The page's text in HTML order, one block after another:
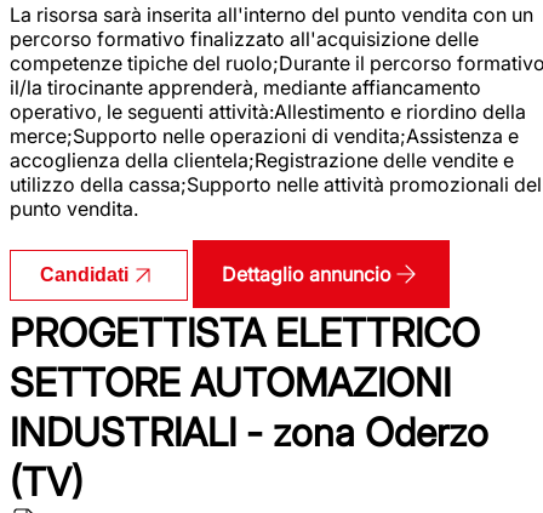
La risorsa sarà inserita all'interno del punto vendita con un
percorso formativo finalizzato all'acquisizione delle
competenze tipiche del ruolo;Durante il percorso
il/la tirocinante apprenderà, mediante affiancamento
operativo, le seguenti attività:Allestimento e riordino della
merce;Supporto nelle operazioni di vendita;Assistenza e
accoglienza della clientela;Registrazione delle vendite e
utilizzo della cassa;Supporto nelle attività promozionali del
punto vendita.
Candidati Dettaglio annuncio
PROGETTISTA ELETTRICO
SETTORE AUTOMAZIONI
INDUSTRIALI - zona Oderzo
(TV)